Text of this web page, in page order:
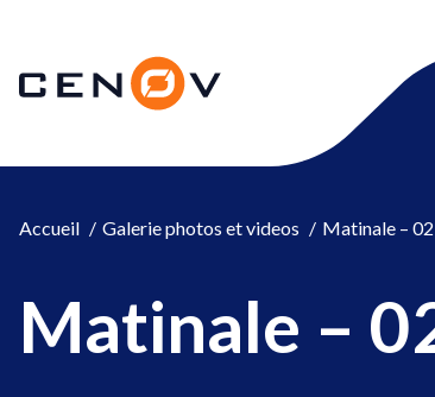
contenu
CENOV
Accueil Galerie photos et videos Matinale –
Matinale –